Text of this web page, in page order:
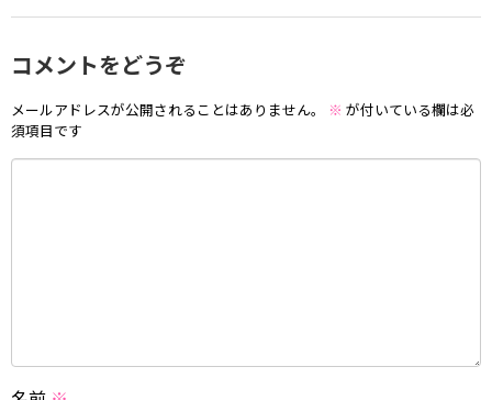
コメントをどうぞ
メールアドレスが公開されることはありません。 ※ が付いている欄は必
須項目です